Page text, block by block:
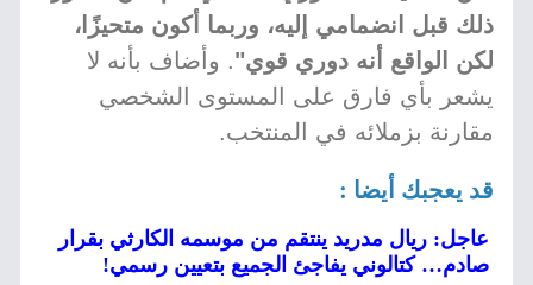
ذلك قبل انضمامي إليه، وربما أكون متحيزًا،
لكن الواقع أنه دوري قوي". وأضاف بأنه لا
يشعر بأي فارق على المستوى الشخصي
مقارنة بزملائه في المنتخب.
قد يعجبك أيضا :
عاجل: ريال مدريد ينتقم من موسمه الكارثي بقرار
صادم… كتالوني يفاجئ الجميع بتعيين رسمي!